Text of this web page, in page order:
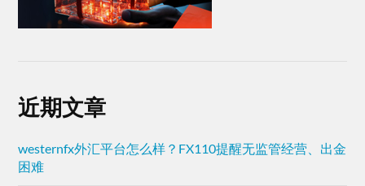
近期文章
westernfx外汇平台怎么样？FX110提醒无监管经营、出金
困难